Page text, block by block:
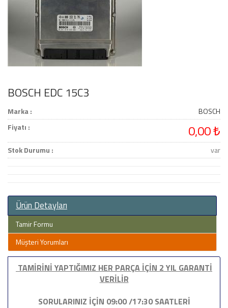
BOSCH EDC 15C3
Marka :
BOSCH
Fiyatı :
0,00 ₺
Stok Durumu : var
Ürün Detayları
Tamir Formu
Müşteri Yorumları
TAMİRİNİ YAPTIĞIMIZ HER PARÇA İÇİN 2 YIL GARANTİ
VERİLİR
SORULARINIZ İÇİN 09:00 /17:30 SAATLERİ